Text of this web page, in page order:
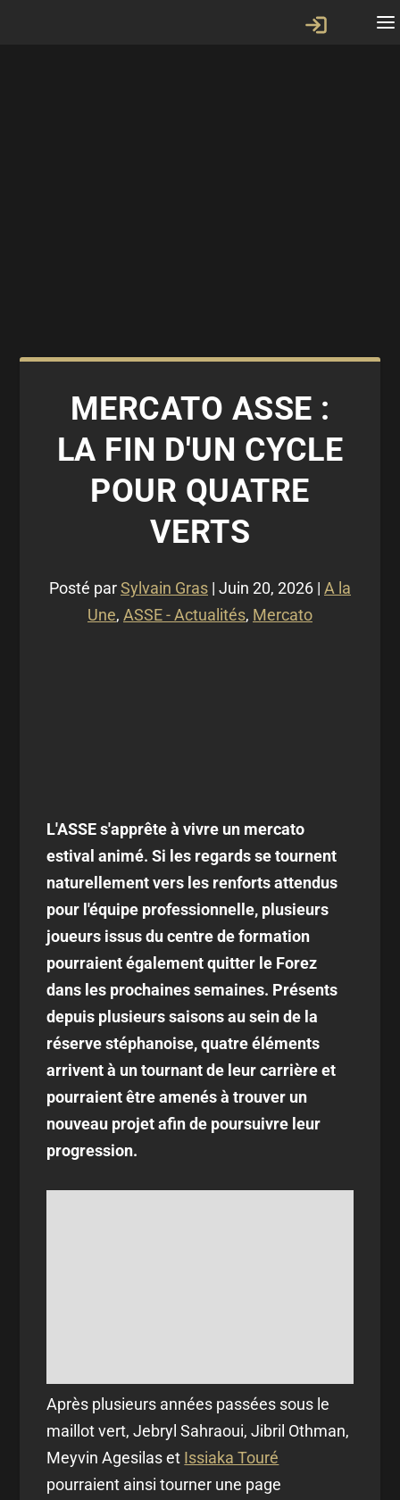
MERCATO ASSE :
LA FIN D'UN CYCLE
POUR QUATRE
VERTS
Posté parSylvain Gras | Juin 20, 2026 | A la
Une, ASSE - Actualités, Mercato
L'ASSE s'apprête à vivre un mercato
estival animé. Si les regards se tournent
naturellement vers les renforts attendus
pour l'équipe professionnelle, plusieurs
joueurs issus du centre de formation
pourraient également quitter le Forez
dans les prochaines semaines. Présents
depuis plusieurs saisons au sein de la
réserve stéphanoise, quatre éléments
arrivent à un tournant de leur carrière et
pourraient être amenés à trouver un
nouveau projet afin de poursuivre leur
progression.
Après plusieurs années passées sous le
maillot vert, Jebryl Sahraoui, Jibril Othman,
Meyvin Agesilas et Issiaka Touré
pourraient ainsi tourner une page